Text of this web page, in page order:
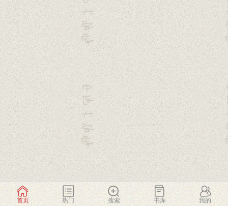
首页 热门 搜索 书库 我的